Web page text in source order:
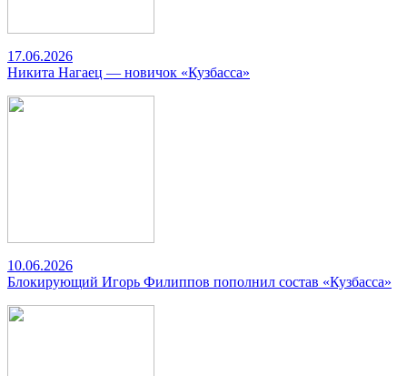
17.06.2026
Никита Нагаец — новичок «Кузбасса»
10.06.2026
Блокирующий Игорь Филиппов пополнил состав «Кузбасса»